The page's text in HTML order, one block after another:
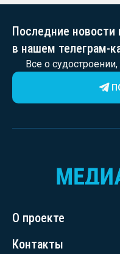
Последние
в нашем телеграм-
Все о
О проекте
Контакты